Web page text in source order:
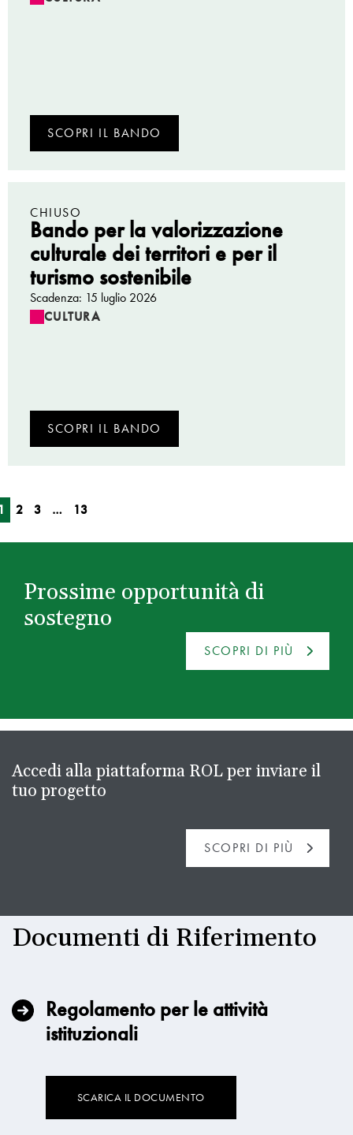
SCOPRI IL BANDO
CHIUSO
Bando per la valorizzazione
culturale dei territori e per il
turismo sostenibile
Scadenza: 15 luglio 2026
CULTURA
SCOPRI IL BANDO
2 3 … 13
Prossime opportunità di
sostegno
SCOPRI DI PIÙ
Accedi alla piattaforma ROL per inviare il
tuo progetto
SCOPRI DI PIÙ
Documenti di Riferimento
Regolamento per le attività
istituzionali
SCARICA IL DOCUMENTO